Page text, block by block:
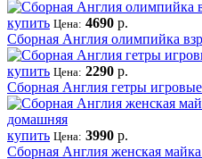
купить Цена: 4690 р.
Сборная Англия олимпийка
купить Цена: 2290 р.
Сборная Англия гетры
купить Цена: 3990 р.
Сборная Англия женская